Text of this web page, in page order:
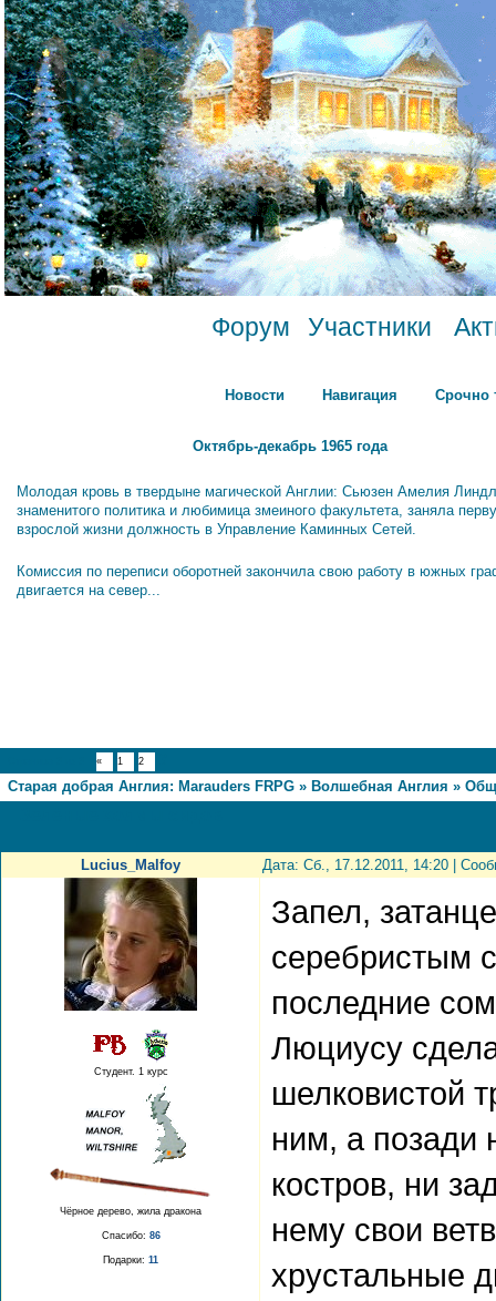
Форум Участники
Новости Навигация Срочно
Октябрь-декабрь 1965 года
Молодая кровь в твердыне магической Англии: Сьюзен Амелия
знаменитого политика и любимица змеиного факультета, заняла
взрослой жизни должность в Управление Каминных Сетей.
Комиссия по переписи оборотней закончила свою работу в южных
двигается на север...
« 1 2
Старая добрая Англия: Marauders FRPG » Волшебная Англия »
Lucius_Malfoy Дата: Сб., 17.12.2011, 14:20 |
Студент. 1 курс
Чёрное дерево, жила дракона
Спасибо: 86
Подарки: 11
Запел,
серебристым
последние
Люциусу
шелковистой
ним, а позади
костров, ни
нему свои
хрустальные